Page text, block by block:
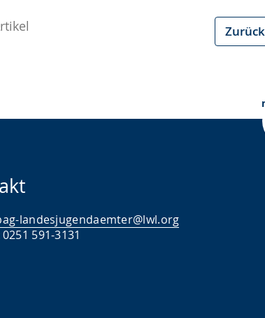
landesjugendaemter@lwl.org
591-3131